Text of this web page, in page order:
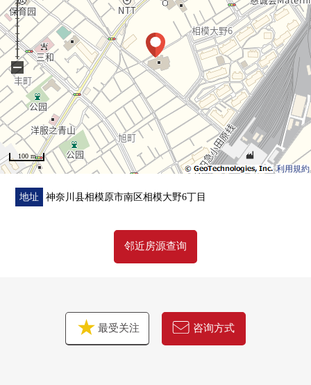
■ 在请坐车对三井Rehouse相模大野Center到店里来的时候
━━━━━━━━━━━━━━━・・・・・
・在bono相模大野里有[时代相模原市营相模大野站西侧
停车场]还是
・沿着行幸路有[时代相模原市营相模大野立体停车
场]，请利用。
(为被入库的时间确认，到店铺麻烦您拿被发行的停车
券)
在回来[停车服务票]的时候，给。
利用規約
100 m
−
地址 神奈川县相模原市南区相模大野6丁目
邻近房源查询
最受关注 咨询方式